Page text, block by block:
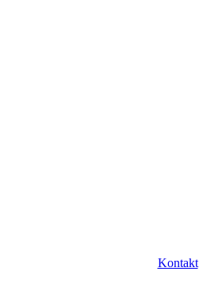
Kontakt